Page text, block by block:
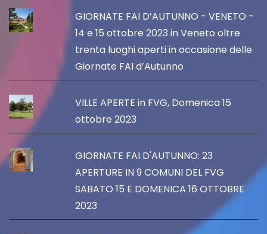
GIORNATE FAI D’AUTUNNO - VENETO -
14 e 15 ottobre 2023 in Veneto oltre
trenta luoghi aperti in occasione delle
Giornate FAI d’Autunno
VILLE APERTE in FVG, Domenica 15
ottobre 2023
GIORNATE FAI D'AUTUNNO: 23
APERTURE IN 9 COMUNI DEL FVG
SABATO 15 E DOMENICA 16 OTTOBRE
2023